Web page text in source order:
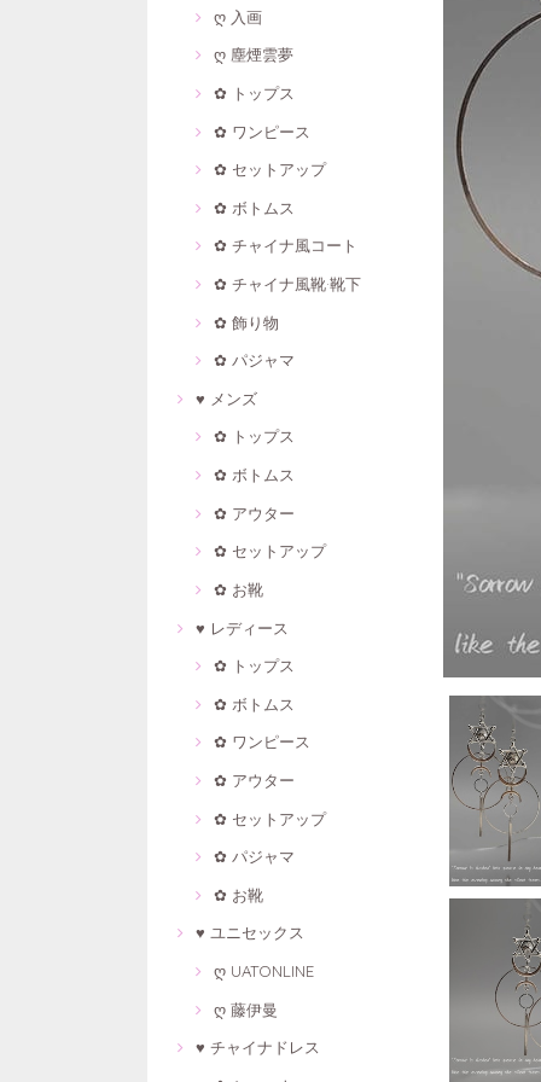
ღ 入画
ღ 塵煙雲夢
✿ トップス
✿ ワンピース
✿ セットアップ
✿ ボトムス
✿ チャイナ風コート
✿ チャイナ風靴·靴下
✿ 飾り物
✿ パジャマ
♥ メンズ
✿ トップス
✿ ボトムス
✿ アウター
✿ セットアップ
✿ お靴
♥ レディース
✿ トップス
✿ ボトムス
✿ ワンピース
✿ アウター
✿ セットアップ
✿ パジャマ
✿ お靴
♥ ユニセックス
ღ UATONLINE
ღ 藤伊曼
♥ チャイナドレス